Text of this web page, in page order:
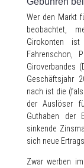
Wer den Markt
beobachtet,
Girokonten
Fahrenschon,
Giroverbandes
Geschäftsjahr
nach ist die
der Auslöser
Guthaben der
sinkende
sich neue
Zwar werben